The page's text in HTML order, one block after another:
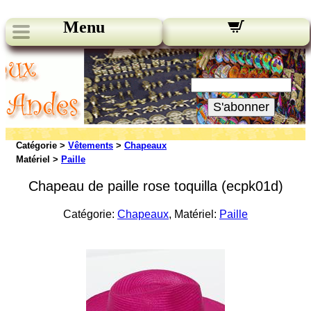
Menu
Nos bulletins:
Votre Email:
S'abonner
Catégorie > Vêtements > Chapeaux
Matériel > Paille
Chapeau de paille rose toquilla (ecpk01d)
Catégorie: Chapeaux, Matériel: Paille